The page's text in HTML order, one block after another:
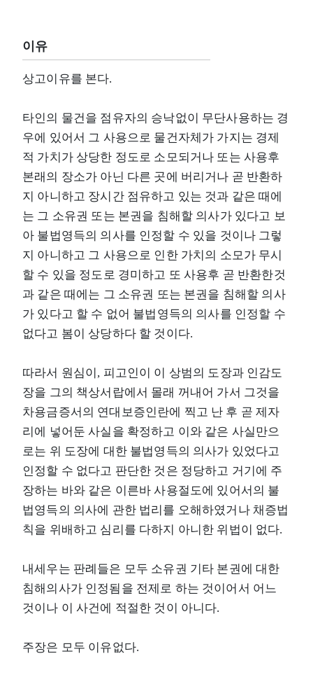
이유
상고이유를 본다.
타인의 물건을 점유자의 승낙없이 무단사용하는 경
우에 있어서 그 사용으로 물건자체가 가지는 경제
적 가치가 상당한 정도로 소모되거나 또는 사용후
본래의 장소가 아닌 다른 곳에 버리거나 곧 반환하
지 아니하고 장시간 점유하고 있는 것과 같은 때에
는 그 소유권 또는 본권을 침해할 의사가 있다고 보
아 불법영득의 의사를 인정할 수 있을 것이나 그렇
지 아니하고 그 사용으로 인한 가치의 소모가 무시
할 수 있을 정도로 경미하고 또 사용후 곧 반환한것
과 같은 때에는 그 소유권 또는 본권을 침해할 의사
가 있다고 할 수 없어 불법영득의 의사를 인정할 수
없다고 봄이 상당하다 할 것이다.
따라서 원심이, 피고인이 이 상범의 도장과 인감도
장을 그의 책상서랍에서 몰래 꺼내어 가서 그것을
차용금증서의 연대보증인란에 찍고 난 후 곧 제자
리에 넣어둔 사실을 확정하고 이와 같은 사실만으
로는 위 도장에 대한 불법영득의 의사가 있었다고
인정할 수 없다고 판단한 것은 정당하고 거기에 주
장하는 바와 같은 이른바 사용절도에 있어서의 불
법영득의 의사에 관한 법리를 오해하였거나 채증법
칙을 위배하고 심리를 다하지 아니한 위법이 없다.
내세우는 판례들은 모두 소유권 기타 본권에 대한
침해의사가 인정됨을 전제로 하는 것이어서 어느
것이나 이 사건에 적절한 것이 아니다.
주장은 모두 이유없다.